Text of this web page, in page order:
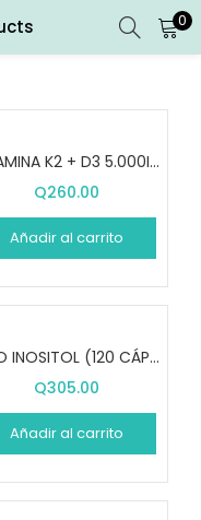
0
VITAMINA K2 + D3 5.000IU (120 CÁPSULAS)
Q260.00
Añadir al carrito
MYO INOSITOL (120 CÁPSULAS)
Q305.00
Añadir al carrito
REGISTRARSE
para iniciar